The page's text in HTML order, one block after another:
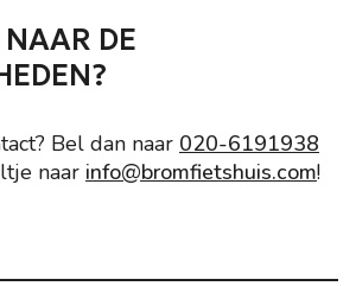
DE
Bel dan naar 020-6191938
naar info@bromfietshuis.com!